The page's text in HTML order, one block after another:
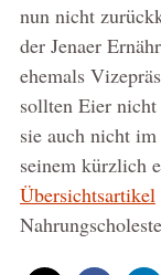
nun nicht
der Jenaer
ehemals
sollten Eier nicht
sie auch nicht
seinem kürzlich
Übersichtsartikel